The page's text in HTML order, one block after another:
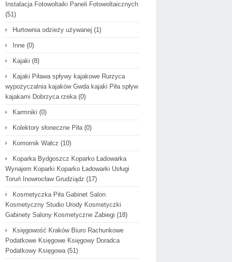
Instalacja Fotowoltaiki Paneli Fotowoltaicznych
(51)
Hurtownia odzieży używanej (1)
Inne (0)
Kajaki (8)
Kajaki Piława spływy kajakowe Rurzyca
wypożyczalnia kajaków Gwda kajaki Piła spływ
kajakami Dobrzyca rzeka(0)
Karmniki (0)
Kolektory słoneczne Piła(0)
Komornik Wałcz (10)
Koparka Bydgoszcz Koparko Ładowarka
Wynajem Koparki Koparko Ładowarki Usługi
Toruń Inowrocław Grudziądz (17)
Kosmetyczka Piła Gabinet Salon
Kosmetyczny Studio Urody Kosmetyczki
Gabinety Salony Kosmetyczne Zabiegi (18)
Księgowość Kraków Biuro Rachunkowe
Podatkowe Księgowe Księgowy Doradca
Podatkowy Księgowa(51)